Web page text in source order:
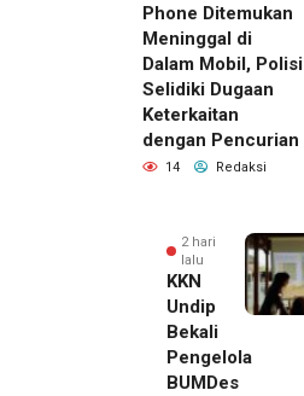
Phone Ditemukan
Meninggal di
Dalam Mobil, Polisi
Selidiki Dugaan
Keterkaitan
dengan Pencurian
14 Redaksi
2 hari
lalu
KKN
Undip
Bekali
Pengelola
BUMDes